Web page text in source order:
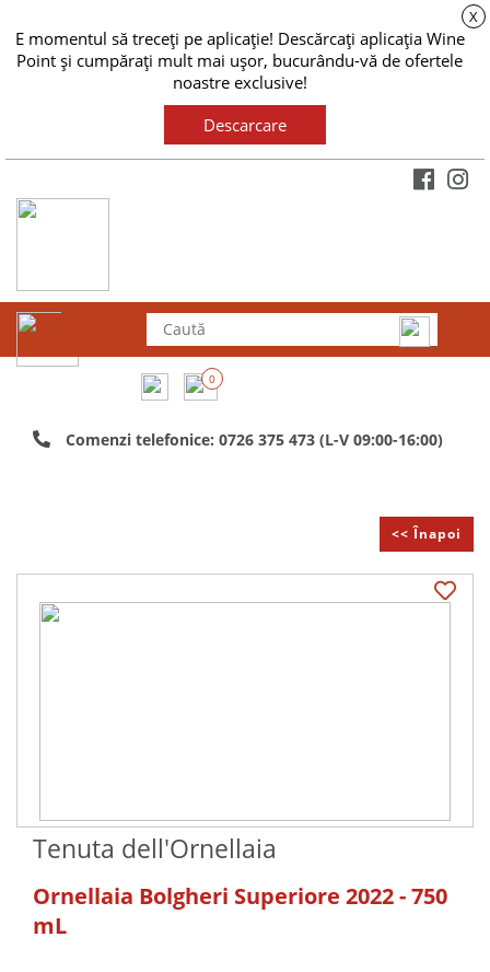
E momentul să treceți pe aplicație! Descărcați aplicația Wine
Point și cumpărați mult mai ușor, bucurându-vă de ofertele
noastre exclusive!
X
Descarcare
0
Comenzi telefonice: 0726 375 473 (L-V 09:00-16:00)
<< Înapoi
Tenuta dell'Ornellaia
Ornellaia Bolgheri Superiore 2022 - 750
mL